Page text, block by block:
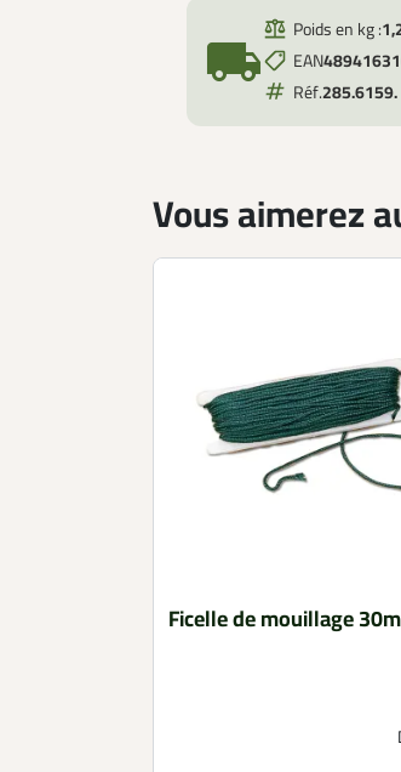
local_shipping
Poids en kg :
EAN
Réf.285.6159.
Vous aimerez
Ficelle de mouillage 30m